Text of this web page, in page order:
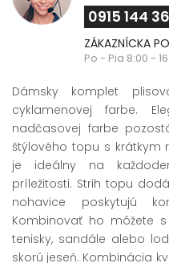
0915 144
ZÁKAZNÍCKA
Po - Pia 8:00 -
Dámsky komplet
cyklamenovej farbe.
nadčasovej farbe
štýlového topu s krátkym
je ideálny na
príležitosti. Strih topu
nohavice poskytujú
Kombinovať ho môžete
tenisky, sandále alebo
skorú jeseň. Kombinácia